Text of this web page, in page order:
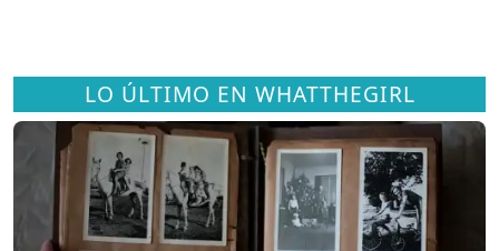
LO ÚLTIMO EN WHATTHEGIRL